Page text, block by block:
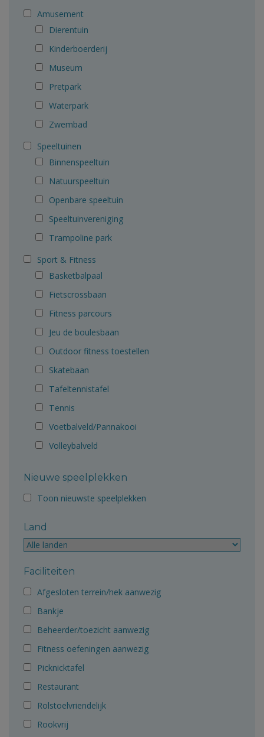
Amusement
Dierentuin
Kinderboerderij
Museum
Pretpark
Waterpark
Zwembad
Speeltuinen
Binnenspeeltuin
Natuurspeeltuin
Openbare speeltuin
Speeltuinvereniging
Trampoline park
Sport & Fitness
Basketbalpaal
Fietscrossbaan
Fitness parcours
Jeu de boulesbaan
Outdoor fitness toestellen
Skatebaan
Tafeltennistafel
Tennis
Voetbalveld/Pannakooi
Volleybalveld
Nieuwe speelplekken
Toon nieuwste speelplekken
Land
Faciliteiten
Afgesloten terrein/hek aanwezig
Bankje
Beheerder/toezicht aanwezig
Fitness oefeningen aanwezig
Picknicktafel
Restaurant
Rolstoelvriendelijk
Rookvrij